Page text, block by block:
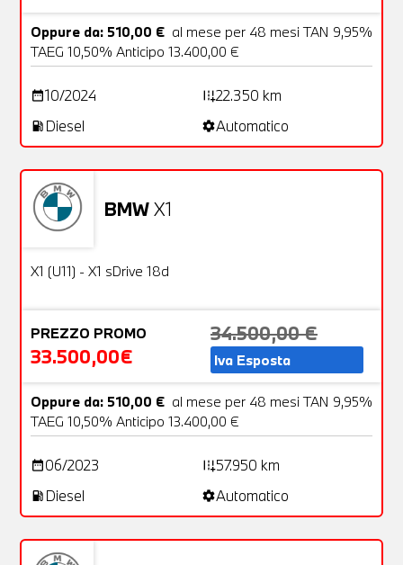
Oppure da: 510,00 € al mese per 48 mesi TAN 9,95%
TAEG 10,50% Anticipo 13.400,00 €
date_range10/2024 add_road22.350 km
local_gas_station Diesel settingsAutomatico
BMWX1
OFFERTA
Usato
X1 (U11) - X1 sDrive 18d
PREZZO PROMO
33.500,00€
34.500,00 €
Iva Esposta
Oppure da: 510,00 € al mese per 48 mesi TAN 9,95%
TAEG 10,50% Anticipo 13.400,00 €
date_range06/2023 add_road57.950 km
local_gas_station Diesel settingsAutomatico